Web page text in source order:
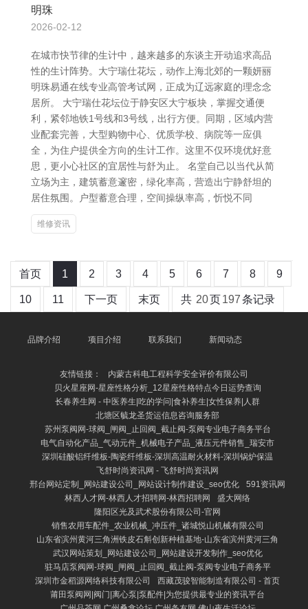
明珠
2026-02-12
在城市快节律的生计中，越来越多的东谈主开动追求高品
性的生计阵势。大宁瑞仕花坛，动作上海北郊的一颗妍丽
明珠易通在线专业高管考试网，正成为辽远家庭的理念念
居所。 大宁瑞仕花坛位于静安区大宁板块，掌握交通便
利，紧邻地铁1号线和3号线，出行方便。同期，区域内营
业配套完善，大型购物中心、优质学校、病院等一应俱
全，为住户提供全方向的生计工作。这里不仅环境优好意
思，更小心社区的宜居性与舒为止。 名堂自己以当代从简
立场为主，建筑蓄意邃密，绿化率高，营造出宁静舒坦的
居住氛围。户型蓄意合理，空间操纵率高，忻悦不同
维修资讯
首页 1 2 3 4 5 6 7 8 9
10 11 下一页 末页 共 20页197条记录
品牌介绍 项目介绍 联系我们 新闻动态
友情链接：
内蒙古科电工程科学安全评价有限公司
贝火星座网-星座性格分析_12星座性格特点今日运势查询
长春养生网 - 中医养生|吃的学问|食补养生|女性保养|人群
北塘区毓龙圣货运信息咨询服务部
苏州泵阀网-球阀_闸阀_止回阀_截止阀-泵阀专业电子商务平台
电气自动化产品_气动元件_机械电子产品_液压元件销售_瑞安市
深圳硅酸铝纤维板-陶瓷纤维板-深圳高温耐火材料-深圳锅炉保温
飞舒时尚资讯网 - 飞舒时尚资讯网
邢台网站定制_网站建设公司_网站设计制作建设_seo优化
591资讯网
林西人才网-林西人才招聘网-林西招聘网
盛大网络
隆阳区光及武术股份有限公司-官网
销售农用车配件_农业机械_冲压件_诸城悦山机械有限公司
山东省滨州黄河三角洲铁皮石斛创新种植基地-山东省滨州黄河三角
武汉网站策划_网站建设公司_网站建设开发制作_seo优化
驻马店泵阀网-球阀_闸阀_止回阀_截止阀-泵阀专业电子商务平
深圳市金稻源网络科技有限公司
西藏茂骏智能制造有限公司 - 首页
莆田泵阀网|阀门|离心泵|泵配件|为您提供最专业的资讯平台